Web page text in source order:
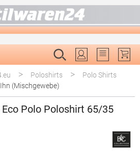
Du hast 0
> Poloshirts > Polo Shirts
(Mischgewebe)
Eco Polo Poloshirt 65/35